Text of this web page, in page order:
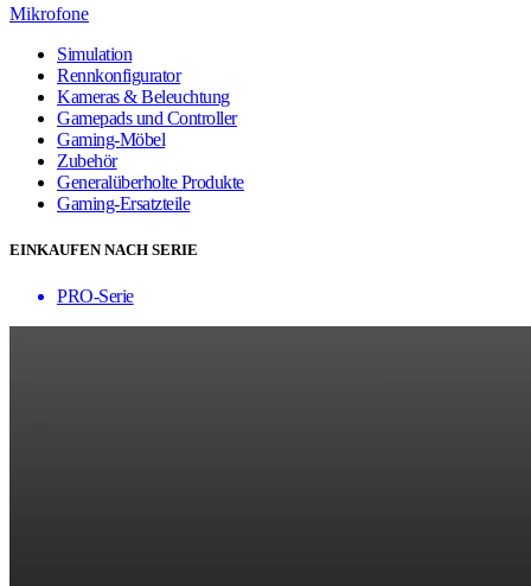
Mikrofone
Simulation
Rennkonfigurator
Kameras & Beleuchtung
Gamepads und Controller
Gaming-Möbel
Zubehör
Generalüberholte Produkte
Gaming-Ersatzteile
EINKAUFEN NACH SERIE
PRO-Serie